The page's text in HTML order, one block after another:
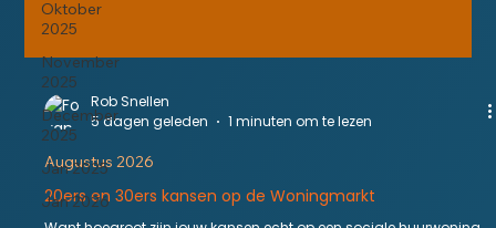
Oktober
2025
November
2025
December
2025
Jan 2025
Jan 2026
Rob Snellen
5 dagen geleden
1 minuten om te lezen
Augustus 2026
20ers en 30ers kansen op de Woningmarkt